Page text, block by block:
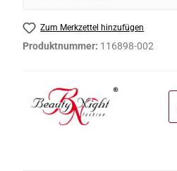
Zum Merkzettel hinzufügen
Produktnummer: 116898-002